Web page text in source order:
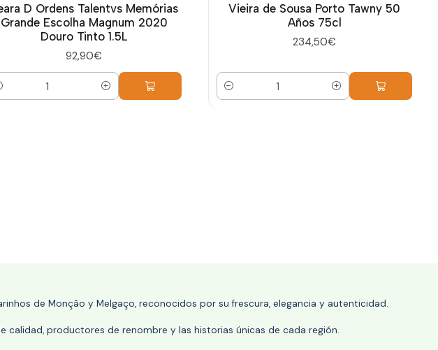
D Ordens Talentvs Memórias
Grande Escolha Magnum 2020
Douro Tinto 1.5L
92,90€
Vieira de Sousa Porto Tawny 50
Años 75cl
234,50€
Cantidad
de Monção y Melgaço, reconocidos por su frescura, elegancia y autenticidad.
productores de renombre y las historias únicas de cada región.